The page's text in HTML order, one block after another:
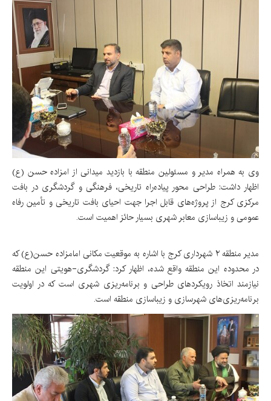
وی به همراه مدیر و مسئولین منطقه با بازدید میدانی از امزاده حسن (ع)
اظهار داشت: طراحی محور پیاده‌راه تاریخی، فرهنگی و گردشگری در بافت
مرکزی کرج از پروژه‌های قابل اجرا جهت احیای بافت تاریخی و تأمین رفاه
عمومی و زیباسازی معابر شهری بسیار حائز اهمیت است.
مدیر منطقه ۲ شهرداری کرج با اشاره به موقعیت مکانی امامزاده حسن(ع) که
در محدوده این منطقه واقع شده، اظهار کرد: گردشگری-هویتی این منطقه
نیازمند اتخاذ رویکردهای طراحی و برنامه‌ریزی شهری است که در اولویت
برنامه‌ریزی‌های شهرسازی و زیباسازی منطقه است.